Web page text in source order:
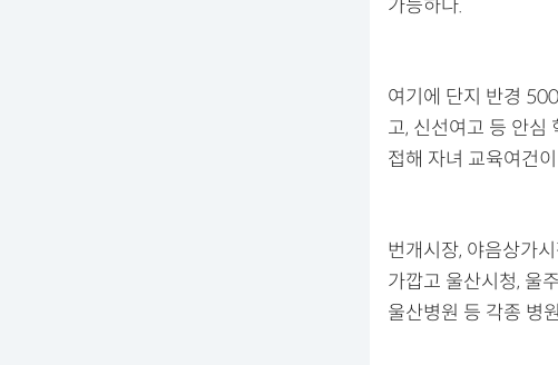
가능하다.
여기에 단지 반경
고, 신선여고 등 안심
접해 자녀 교육여건
번개시장, 야음상가
가깝고 울산시청, 울
울산병원 등 각종 병